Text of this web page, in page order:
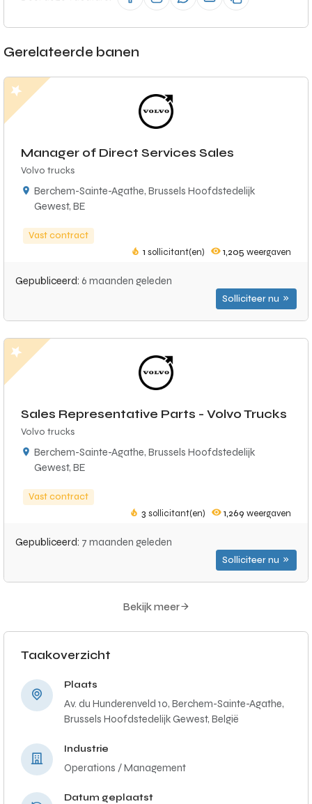
Gerelateerde banen
Manager of Direct Services Sales
Volvo trucks
Berchem-Sainte-Agathe, Brussels Hoofdstedelijk
Gewest, BE
Vast contract
1 sollicitant(en) 1,205 weergaven
Gepubliceerd: 6 maanden geleden
Solliciteer nu
Sales Representative Parts - Volvo Trucks
Volvo trucks
Berchem-Sainte-Agathe, Brussels Hoofdstedelijk
Gewest, BE
Vast contract
3 sollicitant(en) 1,269 weergaven
Gepubliceerd: 7 maanden geleden
Solliciteer nu
Bekijk meer
Taakoverzicht
Plaats
Av. du Hunderenveld 10, Berchem-Sainte-Agathe,
Brussels Hoofdstedelijk Gewest, België
Industrie
Operations / Management
Datum geplaatst